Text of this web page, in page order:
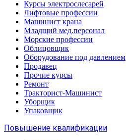
Курсы электрослесарей
Лифтовые профессии
Машинист крана
Младщий мед.персонал
Морские профессии
Облицовщик
Оборудование под давлением
Продавец
Прочие курсы
Ремонт
Тракторист-Машинист
Уборщик
Упаковщик
Повышение квалификации